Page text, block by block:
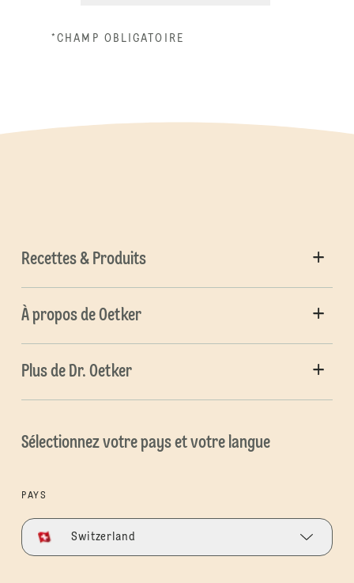
*CHAMP OBLIGATOIRE
Recettes & Produits
À propos de Oetker
Plus de Dr. Oetker
Sélectionnez votre pays et votre langue
PAYS
Switzerland